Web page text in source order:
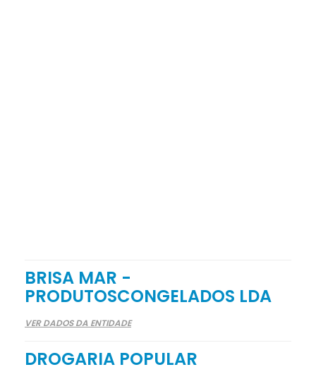
BRISA MAR -
PRODUTOSCONGELADOS LDA
VER DADOS DA ENTIDADE
DROGARIA POPULAR